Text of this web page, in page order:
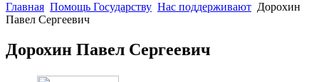
Главная Помощь Государству Нас поддерживают Дорохин
Павел Сергеевич
Дорохин Павел Сергеевич